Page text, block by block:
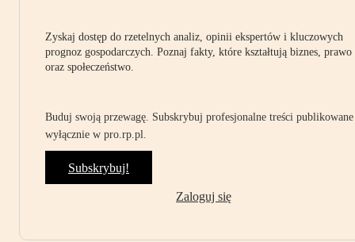
Zyskaj dostęp do rzetelnych analiz, opinii ekspertów i kluczowych
prognoz gospodarczych. Poznaj fakty, które kształtują biznes, prawo
oraz społeczeństwo.
Buduj swoją przewagę. Subskrybuj profesjonalne treści publikowane
wyłącznie w pro.rp.pl.
Subskrybuj!
Zaloguj się